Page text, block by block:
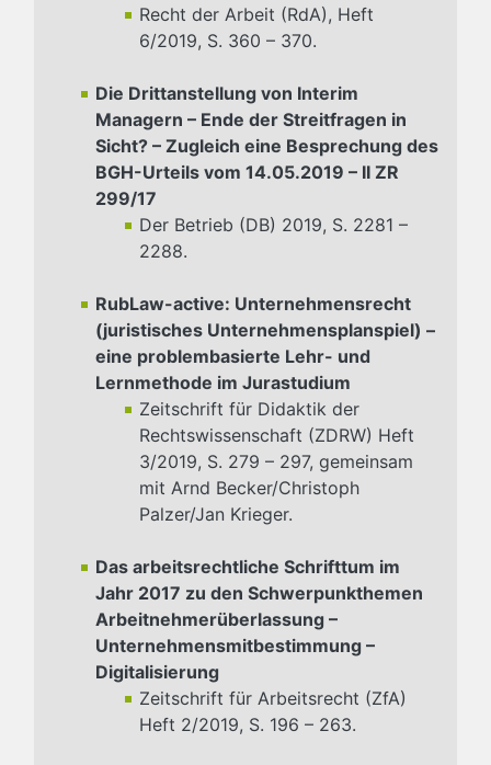
Recht der Arbeit (RdA), Heft
6/2019, S. 360 – 370.
Die Drittanstellung von Interim
Managern – Ende der Streitfragen in
Sicht? – Zugleich eine Besprechung des
BGH-Urteils vom 14.05.2019 – II ZR
299/17
Der Betrieb (DB) 2019, S. 2281 –
2288.
RubLaw-active: Unternehmensrecht
(juristisches Unternehmensplanspiel) –
eine problembasierte Lehr- und
Lernmethode im Jurastudium
Zeitschrift für Didaktik der
Rechtswissenschaft (ZDRW) Heft
3/2019, S. 279 – 297, gemeinsam
mit Arnd Becker/Christoph
Palzer/Jan Krieger.
Das arbeitsrechtliche Schrifttum im
Jahr 2017 zu den Schwerpunkthemen
Arbeitnehmerüberlassung –
Unternehmensmitbestimmung –
Digitalisierung
Zeitschrift für Arbeitsrecht (ZfA)
Heft 2/2019, S. 196 – 263.